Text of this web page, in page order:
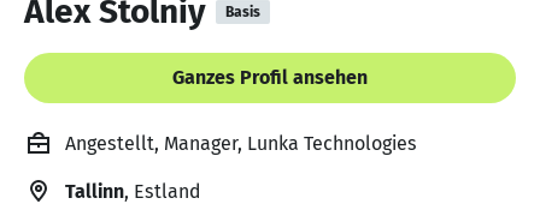
Alex Stolniy Basis
Ganzes Profil ansehen
Angestellt, Manager, Lunka Technologies
Tallinn, Estland